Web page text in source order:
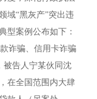
域“黑灰产”突出违
型案例公布如下：
诈骗、信用卡诈骗
被告人宁某伙同沈
在全国范围内大肆